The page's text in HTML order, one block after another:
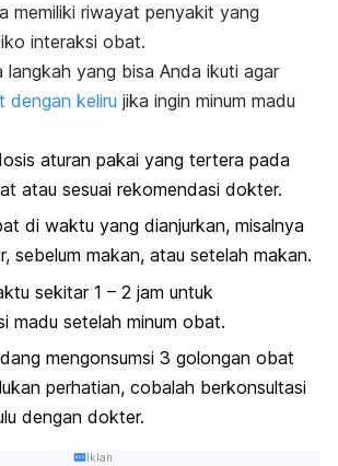
memiliki riwayat penyakit yang
interaksi obat.
langkah yang bisa Anda ikuti agar
dengan keliru jika ingin minum madu
aturan pakai yang tertera pada
atau sesuai rekomendasi dokter.
di waktu yang dianjurkan, misalnya
sebelum makan, atau setelah makan.
sekitar 1 – 2 jam untuk
madu setelah minum obat.
mengonsumsi 3 golongan obat
perhatian, cobalah berkonsultasi
dengan dokter.
Iklan